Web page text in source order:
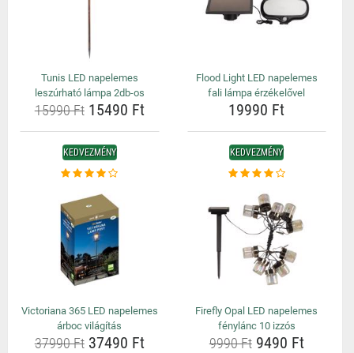
Tunis LED napelemes
leszúrható lámpa 2db-os
15990 Ft15490 Ft
Flood Light LED napelemes
fali lámpa érzékelővel
19990 Ft
KEDVEZMÉNY
Victoriana 365 LED napelemes
árboc világítás
37990 Ft37490 Ft
KEDVEZMÉNY
Firefly Opal LED napelemes
fénylánc 10 izzós
9990 Ft9490 Ft